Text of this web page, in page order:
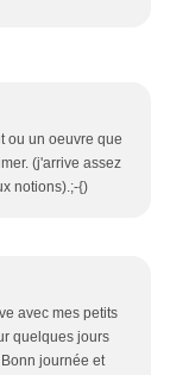
ou un oeuvre que
(j'arrive assez
notions).;-{)
avec mes petits
quelques jours
journée et